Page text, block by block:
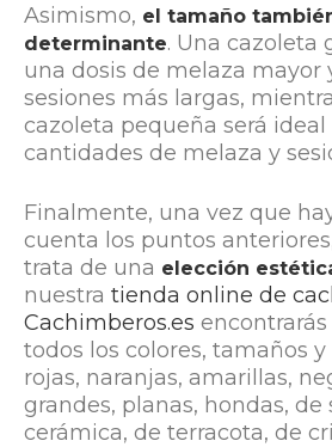
Asimismo, el tamaño
determinante. Una cazoleta
una dosis de melaza mayor
sesiones más largas,
cazoleta pequeña será
cantidades de melaza y
Finalmente, una vez que
cuenta los puntos
trata de una elección
nuestra tienda online de
Cachimberos.es
todos los colores, tamaños
rojas, naranjas, amarillas,
grandes, planas, hondas, de
cerámica, de terracota, de